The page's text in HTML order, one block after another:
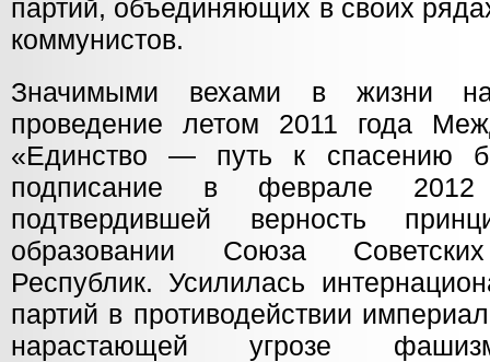
партий, объединяющих в своих
коммунистов.
Значимыми вехами в жизни
проведение летом 2011 года
«Единство — путь к спасению
подписание в феврале 2012
подтвердившей верность
образовании Союза Советских
Республик. Усилилась
партий в противодействии
нарастающей угрозе